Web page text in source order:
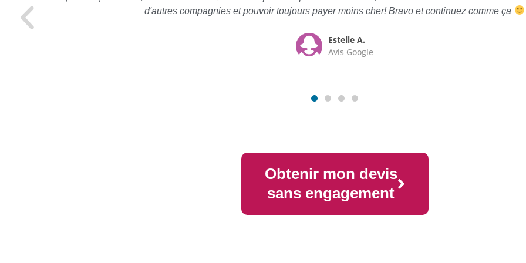
d'autres compagnies et pouvoir toujours payer moins cher! Bravo et continuez comme ça
Estelle A.
Avis Google
Obtenir mon devis
sans engagement